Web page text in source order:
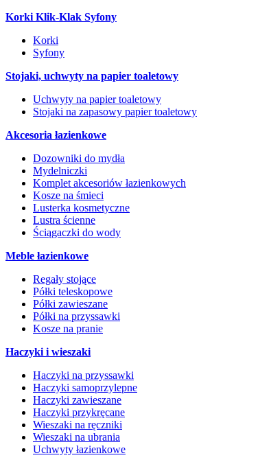
Korki Klik-Klak Syfony
Korki
Syfony
Stojaki, uchwyty na papier toaletowy
Uchwyty na papier toaletowy
Stojaki na zapasowy papier toaletowy
Akcesoria łazienkowe
Dozowniki do mydła
Mydelniczki
Komplet akcesoriów łazienkowych
Kosze na śmieci
Lusterka kosmetyczne
Lustra ścienne
Ściągaczki do wody
Meble łazienkowe
Regały stojące
Półki teleskopowe
Półki zawieszane
Półki na przyssawki
Kosze na pranie
Haczyki i wieszaki
Haczyki na przyssawki
Haczyki samoprzylepne
Haczyki zawieszane
Haczyki przykręcane
Wieszaki na ręczniki
Wieszaki na ubrania
Uchwyty łazienkowe